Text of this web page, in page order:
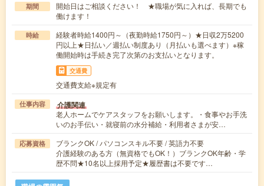
期間
開始日はご相談ください！ ★職場が気に入れば、長期でも
働けます！
時給
経験者時給1400円～（夜勤時給1750円～）★日収2万5200
円以上★日払い／週払い制度あり（月払いも選べます）※稼
働開始時は手続き完了次第のお支払いとなります。
交通費
交通費支給※規定有
仕事内容 介護関連
老人ホームでケアスタッフをお願いします。・食事やお手洗
いのお手伝い・就寝前の水分補給・利用者さまが安…
応募資格
ブランクOK / パソコンスキル不要 / 英語力不要
介護経験のある方（無資格でもOK！）ブランクOK年齢・学
歴不問★10名以上採用予定★履歴書は不要です…